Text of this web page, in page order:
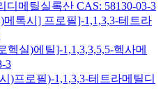
메틸실록산 CAS: 58130-03-3
톡시] 프로필]-1,1,3,3-테트라
헥실)에틸]-1,1,3,3,5,5-헥사메
3
)프로필)-1,1,3,3-테트라메틸디